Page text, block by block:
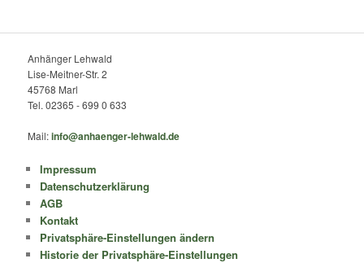
Anhänger Lehwald
Lise-Meitner-Str. 2
45768 Marl
Tel. 02365 - 699 0 633
Mail:info@anhaenger-lehwald.de
Impressum
Datenschutzerklärung
AGB
Kontakt
Privatsphäre-Einstellungen ändern
Historie der Privatsphäre-Einstellungen